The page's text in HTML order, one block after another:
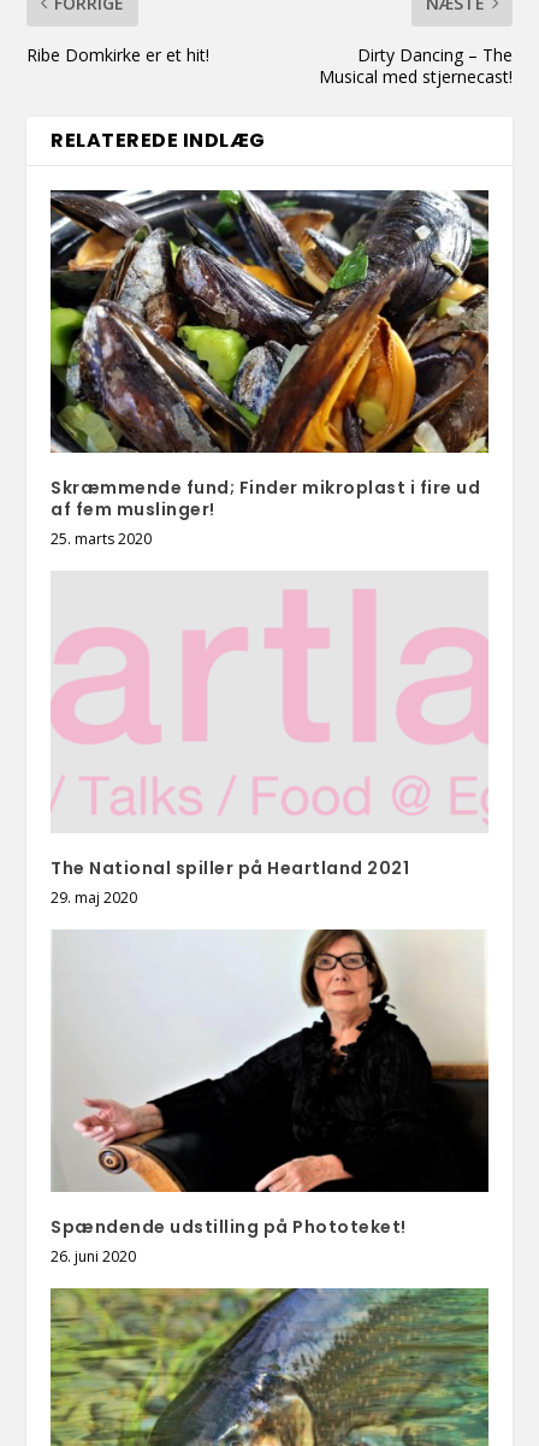
Ribe Domkirke er et hit!
Dirty Dancing – The
Musical med stjernecast!
RELATEREDE INDLÆG
Skræmmende fund; Finder mikroplast i fire ud
af fem muslinger!
25. marts 2020
The National spiller på Heartland 2021
29. maj 2020
Spændende udstilling på Phototeket!
26. juni 2020